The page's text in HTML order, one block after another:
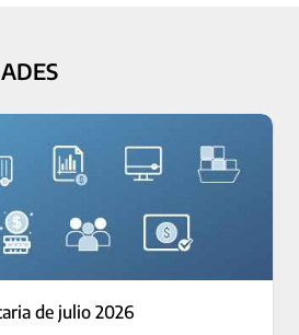
de julio 2026